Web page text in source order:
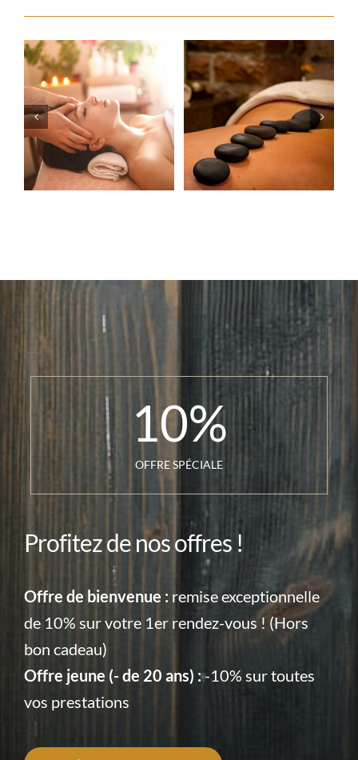
10%
OFFRE SPÉCIALE
Profitez de nos offres !
Offre de bienvenue : remise exceptionnelle
de 10% sur votre 1er rendez-vous ! (Hors
bon cadeau)
Offre jeune (- de 20 ans) :-10% sur toutes
vos prestations